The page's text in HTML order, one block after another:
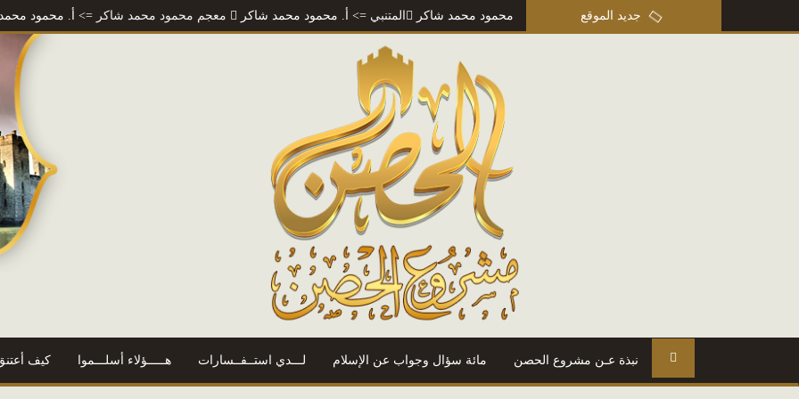
جديد الموقع معجم محمود محمد شاكر=> أ. محمود محمد شاكر المتنبي=> أ. محمود محمد شاكر من مذكرات عمر بن أبي ربيعة=> أ. محمود محمد شاكر
نبذة عـن مشروع الحصن مائة سؤال وجواب عن الإسلام لـــدي استــفــسارات هـــــؤلاء أسلـــموا كيف